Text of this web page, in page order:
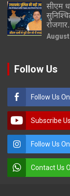
सीएम
Follow Us
Follow Us
Subscribe
Follow Us
Contact Us